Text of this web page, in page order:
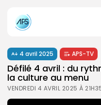
4 avril 2025 APS-TV
Défilé 4 avril : du
la culture au menu
VENDREDI 4 AVRIL 2025 À